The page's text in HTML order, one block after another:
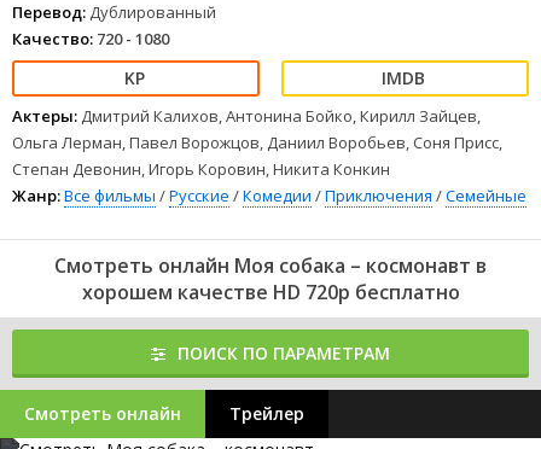
Перевод: Дублированный
Качество: 720 - 1080
Актеры: Дмитрий Калихов, Антонина Бойко, Кирилл Зайцев,
Ольга Лерман, Павел Ворожцов, Даниил Воробьев, Соня Присс,
Степан Девонин, Игорь Коровин, Никита Конкин
Жанр:Все фильмы /Русские /Комедии /Приключения /Семейные
Смотреть онлайн Моя собака – космонавт в
хорошем качестве HD 720p бесплатно
ПОИСК ПО ПАРАМЕТРАМ
Смотреть онлайн Трейлер